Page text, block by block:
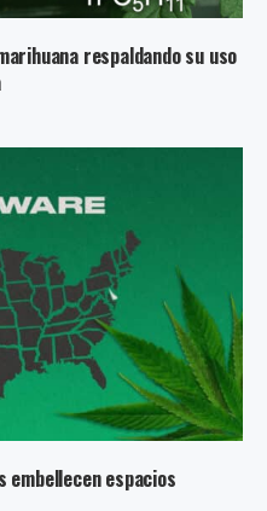
respaldando su uso
espacios